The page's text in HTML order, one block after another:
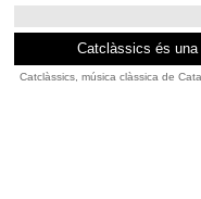
Catclàssics és
Catclàssics, música clàssica de